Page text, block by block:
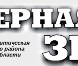
района